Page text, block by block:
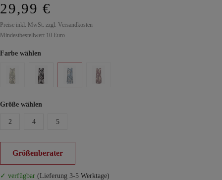
29,99 €
Preise inkl. MwSt. zzgl. Versandkosten
Mindestbestellwert 10 Euro
Farbe wählen
Größe wählen
2 4 5
Größenberater
✓ verfügbar (Lieferung 3-5 Werktage)